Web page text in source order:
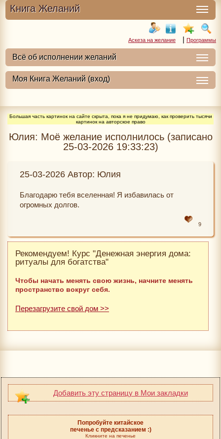
Книга Желаний
Аскеза на желание | Программы
Большая часть картинок на сайте скрыта, пока я не придумаю, как проверить тысячи
картинок на авторское право
Юлия: Моё желание исполнилось (записано
25-03-2026 19:33:23)
25-03-2026 Автор: Юлия
Благодарю тебя вселенная! Я избавилась от
огромных долгов.
9
Рекомендуем! Курс "Денежная энергия дома:
ритуалы для богатства"
Чтобы начать менять свою жизнь, начните менять
пространство вокруг себя.
Перезагрузите свой дом >>
Добавить эту страницу в Мои закладки
Попробуйте китайское
печенье с предсказанием :)
Кликните на печенье